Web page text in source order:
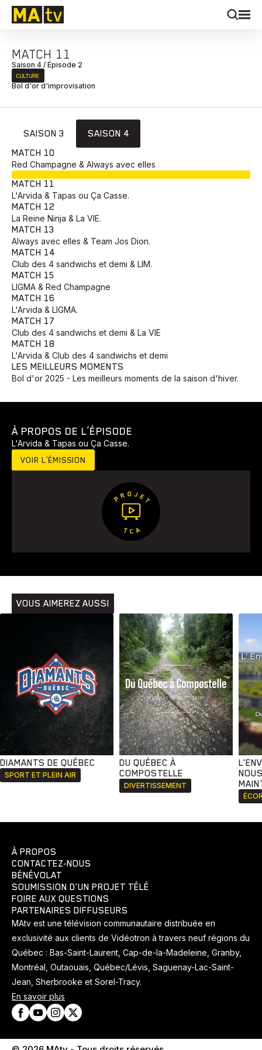
MATCH 11
Saison 4 / Épisode 2
CULTURE
Bol d'or d'improvisation
SAISON 3
SAISON 4
MATCH 10
Red Champagne & Always avec elles
MATCH 11
L'Arvida & Tapas ou Ça Casse.
MATCH 12
La Reine Ninja & La VIE.
MATCH 13
Always avec elles & Team Jos Dion.
MATCH 14
Club des 4 sandwichs et demi & LIM.
MATCH 15
LIGMA & Red Champagne
MATCH 16
L'Arvida & LIGMA.
MATCH 17
Club des 4 sandwichs et demi & La VIE
MATCH 18
L'Arvida & Club des 4 sandwichs et demi
LES MEILLEURS MOMENTS
Bol d'or 2025 - Les meilleurs moments de la saison d'hiver.
À PROPOS DE L’ÉPISODE
L'Arvida & Tapas ou Ça Casse.
VOIR L’ÉMISSION
VOUS AIMEREZ AUSSI
DIAMANTS DE QUÉBEC
SPORT ET PLEIN AIR
DU QUÉBEC À
COMPOSTELLE
DIVERTISSEMENT
À PROPOS
CONTACTEZ-NOUS
BÉNÉVOLAT
SOUMISSION D'UN PROJET TÉLÉ
FOIRE AUX QUESTIONS
PARTENAIRES DIFFUSEURS
MAtv est une télévision communautaire distribuée en
exclusivité aux clients de Vidéotron à travers neuf régions du
Québec : Bas-Saint-Laurent, Cap-de-la-Madeleine, Granby,
Montréal, Outaouais, Québec/Lévis, Saguenay-Lac-Saint-
Jean, Sherbrooke et Sorel-Tracy.
En savoir plus